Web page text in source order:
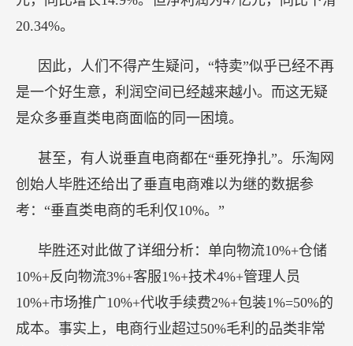
20.34%。
因此，人们不得产生疑问，“特卖”似乎已经不再
是一个好生意，利润空间已经越来越小。而这无疑
是众多垂直类电商面临的同一困境。
甚至，有人说垂直电商都在“垂死挣扎”。乐淘网
创始人毕胜还给出了垂直电商难以为继的数据参
考：“垂直类电商的毛利仅10%。”
毕胜还对此做了详细分析：单向物流10%+仓储
10%+反向物流3%+客服1%+技术4%+管理人员
10%+市场推广10%+代收手续费2%+包装1%=50%的
成本。事实上，电商行业超过50%毛利的品类非常